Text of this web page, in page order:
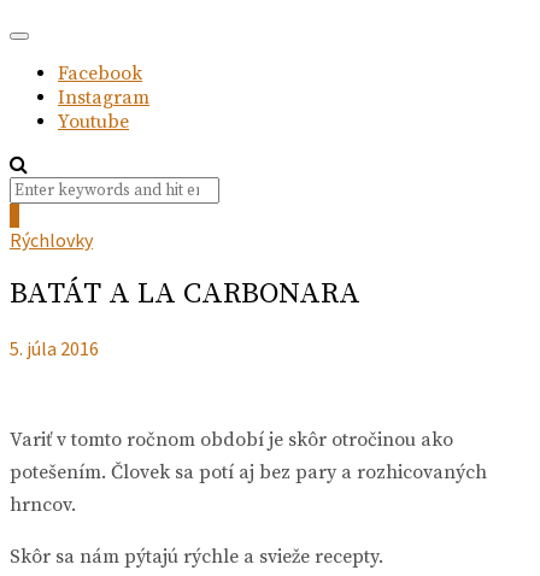
Facebook
Instagram
Youtube
Search
for:
Rýchlovky
BATÁT A LA CARBONARA
5. júla 2016
Variť v tomto ročnom období je skôr otročinou ako
potešením. Človek sa potí aj bez pary a rozhicovaných
hrncov.
Skôr sa nám pýtajú rýchle a svieže recepty.